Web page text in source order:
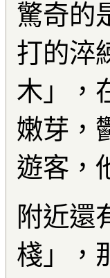
驚奇的
打的淬
木」，
嫩芽，
遊客，
附近還
棧」，